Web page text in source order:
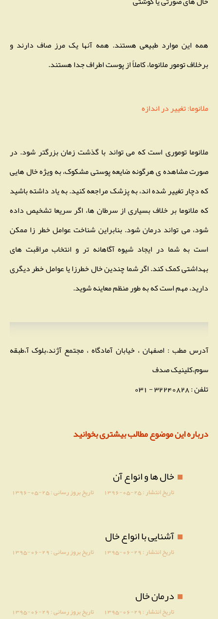
همه این موارد طبیعی هستند. همه آنها یک مرز صاف دارند و
برخلاف تومور ملانوما، کاملاً از پوست اطراف جدا هستند.
ملانوما: تغییر در اندازه
ملانوما توموری است که می تواند با گذشت زمان بزرگتر شود. در
صورت مشاهده ی هرگونه ضایعه پوستی مشکوک، به ویژه خال هایی
که دچار تغییر شده اند، به پزشک مراجعه کنید. به یاد داشته باشید
که ملانوما بر خلاف بسیاری از سرطان ها، اگر سریعا تشخیص داده
شود، می تواند درمان شود. بنابراین شناخت عوامل خطر زا ممکن
است به شما در ایجاد شیوه آگاهانه تر و انتخاب مراقبت ‌های
بهداشتی کمک کند. اگر شما چندین خال خطرزا یا عوامل خطر دیگری
دارید، مهم است که به طور منظم معاینه شوید.
آدرس مطب : اصفهان ، خیابان آمادگاه ، مجتمع آژند،بلوک آ،طبقه
سوم،کلینیک صدف
تلفن : 32240828 - 031
درباره این موضوع مطالب بیشتری بخوانید
خال ها و انواع آن
تاریخ انتشار :1396-05-25 تاریخ بروز رسانی :1396-05-25
آشنایی با انواع خال
تاریخ انتشار :1395-06-29 تاریخ بروز رسانی :1395-06-29
درمان خال
تاریخ انتشار :1395-06-29 تاریخ بروز رسانی :1395-06-29